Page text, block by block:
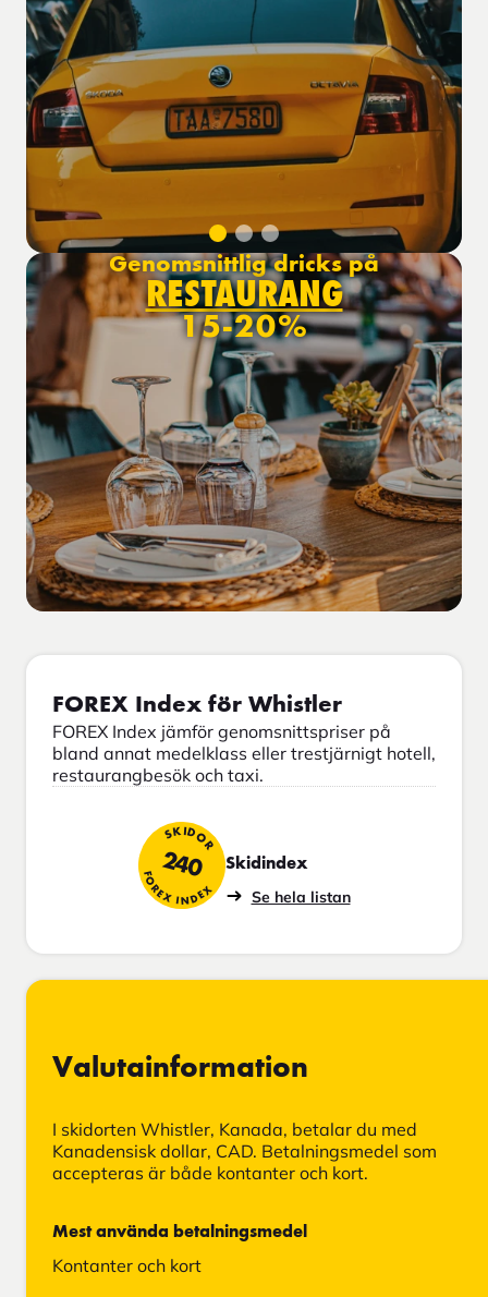
Genomsnittlig dricks på
RESTAURANG
15-20%
FOREX Index för Whistler
FOREX Index jämför genomsnittspriser på
bland annat medelklass eller trestjärnigt hotell,
restaurangbesök och taxi.
SKIDOR
240
FOREX INDEX
Skidindex
Se hela listan
Valutainformation
I skidorten Whistler, Kanada, betalar du med
Kanadensisk dollar, CAD. Betalningsmedel som
accepteras är både kontanter och kort.
Mest använda betalningsmedel
Kontanter och kort